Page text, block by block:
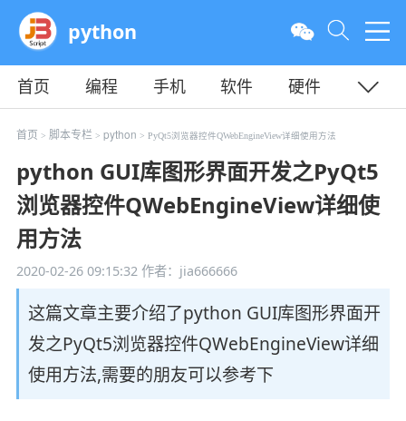
python
首页 编程 手机 软件
硬件
教程
平面 服务器
首页 > 脚本专栏> python > PyQt5浏览器控件QWebEngineView详细使用方法
python GUI库图形界面开发之PyQt5
浏览器控件QWebEngineView详细使
用方法
2020-02-26 09:15:32作者：jia666666
这篇文章主要介绍了python GUI库图形界面开
发之PyQt5浏览器控件QWebEngineView详细
使用方法,需要的朋友可以参考下